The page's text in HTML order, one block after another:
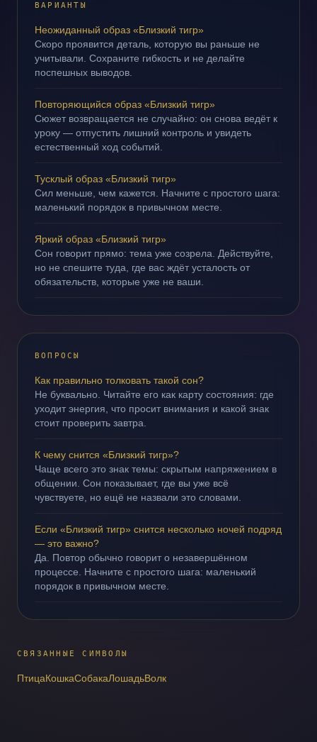
ВАРИАНТЫ
Неожиданный образ «Близкий тигр»
Скоро проявится деталь, которую вы раньше не
учитывали. Сохраните гибкость и не делайте
поспешных выводов.
Повторяющийся образ «Близкий тигр»
Сюжет возвращается не случайно: он снова ведёт к
уроку — отпустить лишний контроль и увидеть
естественный ход событий.
Тусклый образ «Близкий тигр»
Сил меньше, чем кажется. Начните с простого шага:
маленький порядок в привычном месте.
Яркий образ «Близкий тигр»
Сон говорит прямо: тема уже созрела. Действуйте,
но не спешите туда, где вас ждёт усталость от
обязательств, которые уже не ваши.
ВОПРОСЫ
Как правильно толковать такой сон?
Не буквально. Читайте его как карту состояния: где
уходит энергия, что просит внимания и какой знак
стоит проверить завтра.
К чему снится «Близкий тигр»?
Чаще всего это знак темы: скрытым напряжением в
общении. Сон показывает, где вы уже всё
чувствуете, но ещё не назвали это словами.
Если «Близкий тигр» снится несколько ночей подряд
— это важно?
Да. Повтор обычно говорит о незавершённом
процессе. Начните с простого шага: маленький
порядок в привычном месте.
СВЯЗАННЫЕ СИМВОЛЫ
ПтицаКошкаСобакаЛошадьВолк